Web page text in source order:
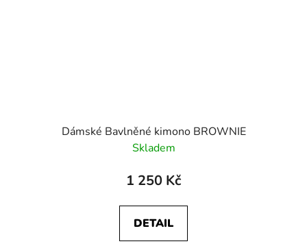
Dámské Bavlněné kimono BROWNIE
Skladem
1 250 Kč
DETAIL